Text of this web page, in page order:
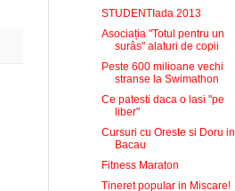
STUDENTIada 2013
Asociația "Totul pentru un
surâs" alaturi de copii
Peste 600 milioane vechi
stranse la Swimathon
Ce patesti daca o lasi "pe
liber"
Cursuri cu Oreste si Doru in
Bacau
Fitness Maraton
Tineret popular in Miscare!